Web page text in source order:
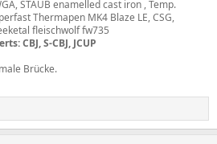
STAUB enamelled cast iron , Temp.
Thermapen MK4 Blaze LE, CSG,
fleischwolf fw735
CBJ, S-CBJ, JCUP
Brücke.